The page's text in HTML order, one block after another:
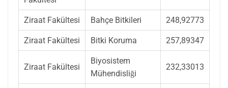
Ziraat Fakültesi Bahçe Bitkileri 248,92773
Ziraat Fakültesi Bitki Koruma 257,89347
Ziraat Fakültesi
Biyosistem
Mühendisliği
232,33013